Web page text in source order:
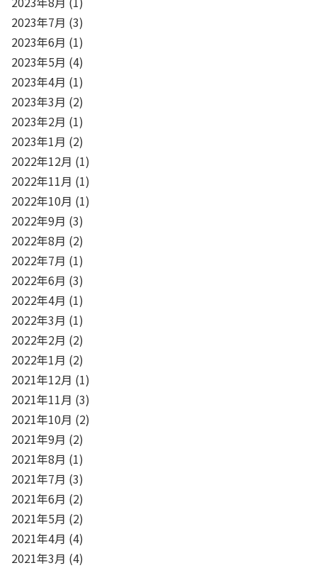
2023年7月 (3)
2023年6月 (1)
2023年5月 (4)
2023年4月 (1)
2023年3月 (2)
2023年2月 (1)
2023年1月 (2)
2022年12月 (1)
2022年11月 (1)
2022年10月 (1)
2022年9月 (3)
2022年8月 (2)
2022年7月 (1)
2022年6月 (3)
2022年4月 (1)
2022年3月 (1)
2022年2月 (2)
2022年1月 (2)
2021年12月 (1)
2021年11月 (3)
2021年10月 (2)
2021年9月 (2)
2021年8月 (1)
2021年7月 (3)
2021年6月 (2)
2021年5月 (2)
2021年4月 (4)
2021年3月 (4)